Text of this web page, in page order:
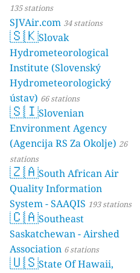
135 stations
SJVAir.com 34 stations
🇸🇰Slovak
Hydrometeorological
Institute (Slovenský
Hydrometeorologický
ústav) 66 stations
🇸🇮Slovenian
Environment Agency
(Agencija RS Za Okolje) 26
stations
🇿🇦South African Air
Quality Information
System - SAAQIS 193 stations
🇨🇦Southeast
Saskatchewan - Airshed
Association 6 stations
🇺🇸State Of Hawaii,